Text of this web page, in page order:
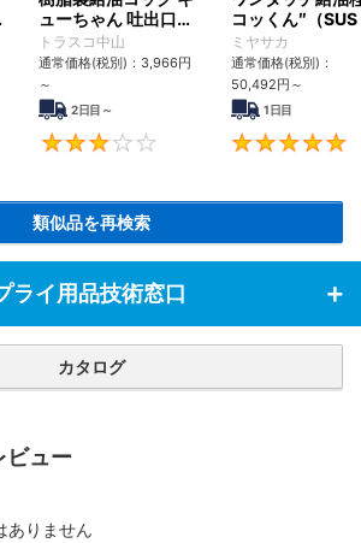
0
ューちゃん 吐出口
径：40mm/50mm
トラスコ中山
通常価格(税別)： 3,966円
～
2日目～
3.3
コッくん″（
溶剤対応タイプ
ミヤサカ
通常価格(税別)：
50,492円 ～
1日目
類似品を再検索
ライ用品技術窓口
カタログ
ビュー
ありません